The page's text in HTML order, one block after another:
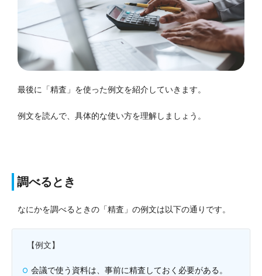
最後に「精査」を使った例文を紹介していきます。
例文を読んで、具体的な使い方を理解しましょう。
調べるとき
なにかを調べるときの「精査」の例文は以下の通りです。
【例文】
会議で使う資料は、事前に精査しておく必要がある。